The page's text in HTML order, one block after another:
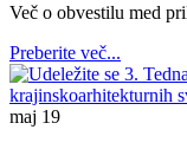
Več o obvestilu med
Preberite več...
maj 19